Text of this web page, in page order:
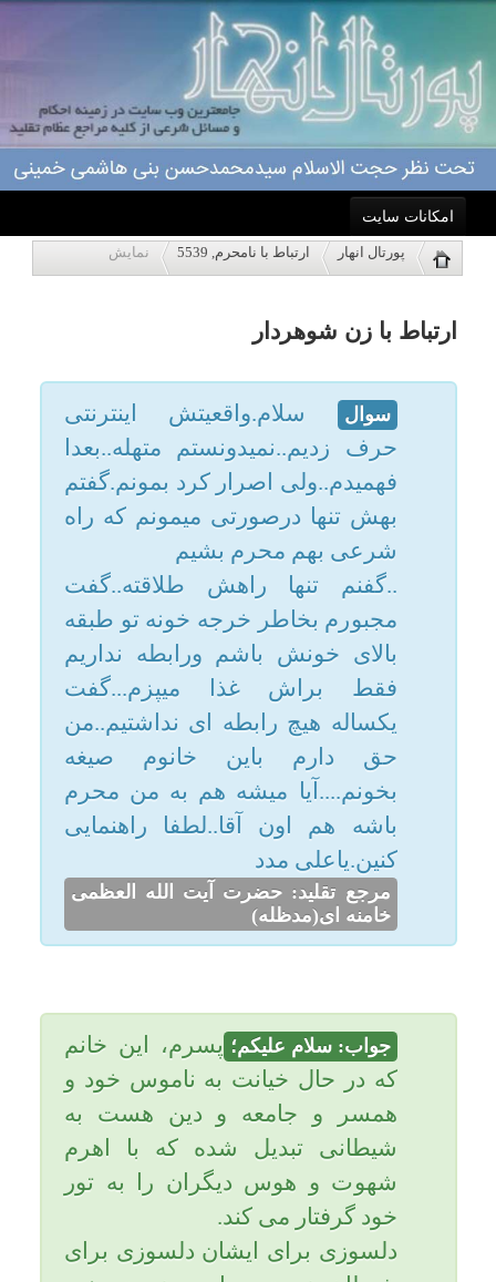
امکانات سایت
خانه
درباره ما
اعمال
ویژه نامه ها
پورتال انهار ارتباط با نامحرم, 5539 نمایش
سوال سلام.واقعیتش اینترنتی
فهمیدم..ولی اصرار کرد بمونم.گفتم
بهش تنها درصورتی میمونم که راه
مجبورم بخاطر خرجه خونه تو طبقه
بالای خونش باشم ورابطه نداریم
فقط براش غذا میپزم...گفت
یکساله هیچ رابطه ای نداشتیم..من
حق دارم باین خانوم صیغه
بخونم....آیا میشه هم به من محرم
باشه هم اون آقا..لطفا راهنمایی
کنین.یاعلی مدد
مرجع تقلید: حضرت آیت الله العظمی
جواب: سلام علیکم؛ پسرم، این خانم
که در حال خیانت به ناموس خود و
شیطانی تبدیل شده که با اهرم
شهوت و هوس دیگران را به تور
خود گرفتار می کند.
دلسوزی برای ایشان دلسوزی برای
شیطان هست و واجب هست چنین
پلیدی را رها کنید و اگر مجردید از
دواج کنید و اگر متأهل هستید به
همسرتان قناعت کنید ولی به این
آلوده خود را آلوده نکنید.
نگهدارد و سپس بتواند به عقد کسی
در آید.
اینکه شما به ایشان درخواست و
توصیه به طلاق کرده اید دور از
فتوّت و جوانمردی هست.
ایشان باید مشاوره شود و به
زندگیش برگردد نه اینکه همسر
کسی باشد و به او خیانت هم بکند.
سادگی نکنید. یاحقّ.
سلام..مرسی جواب دادین ..والا من